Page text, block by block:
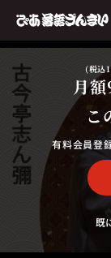
月
(税込
こ
有料会員登
既